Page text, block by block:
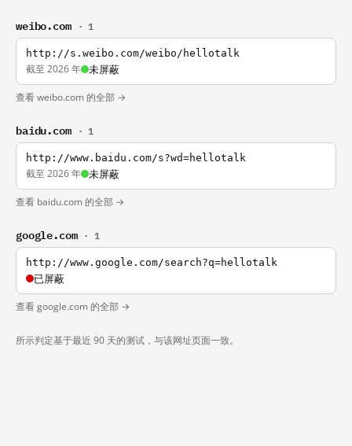
weibo.com · 1
http://s.weibo.com/weibo/hellotalk
截至 2026 年 未屏蔽
查看 weibo.com 的全部 →
baidu.com · 1
http://www.baidu.com/s?wd=hellotalk
截至 2026 年 未屏蔽
查看 baidu.com 的全部 →
google.com · 1
http://www.google.com/search?q=hellotalk
已屏蔽
查看 google.com 的全部 →
所示判定基于最近 90 天的测试，与该网址页面一致。